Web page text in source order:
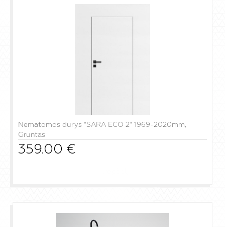
Nematomos durys "SARA ECO 2" 1969-2020mm,
Gruntas
359.00 €